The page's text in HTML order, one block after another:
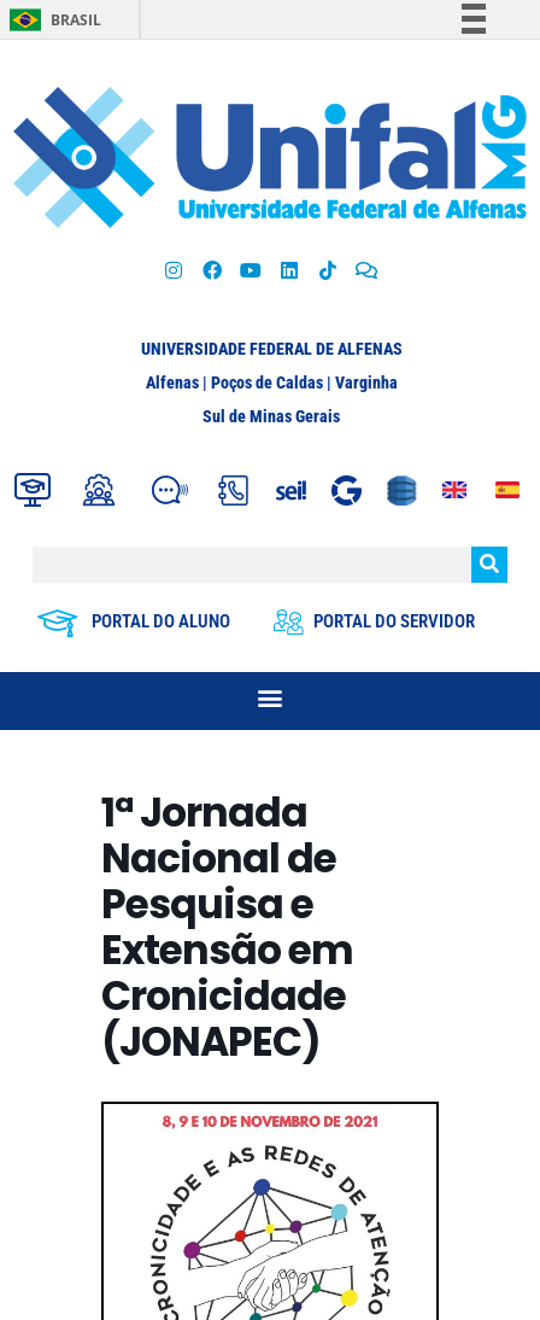
BRASIL
Participe
Acesso à informação
Legislação
UNIVERSIDADE FEDERAL DE ALFENAS
Alfenas | Poços de Caldas | Varginha
Sul de Minas Gerais
PORTAL DO ALUNO PORTAL DO SERVIDOR
1ª Jornada
Nacional de
Pesquisa e
Extensão em
Cronicidade
(JONAPEC)